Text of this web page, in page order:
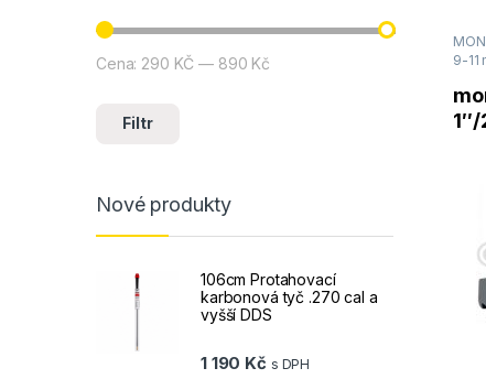
9-11
Minimální cena
Maximální cena
Filtr
Cena: 290 KČ — 890 Kč
Nové produkty
106cm Protahovací
karbonová tyč .270 cal a
vyšší DDS
1 190 Kč s DPH